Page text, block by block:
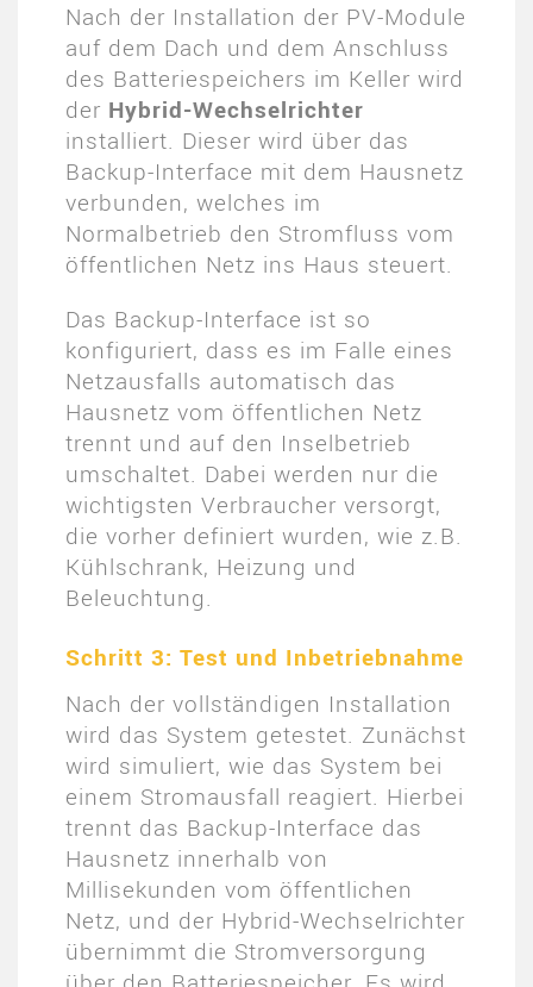
Nach der Installation der PV-Module
auf dem Dach und dem Anschluss
des Batteriespeichers im Keller wird
der Hybrid-Wechselrichter
installiert. Dieser wird über das
Backup-Interface mit dem Hausnetz
verbunden, welches im
Normalbetrieb den Stromfluss vom
öffentlichen Netz ins Haus steuert.
Das Backup-Interface ist so
konfiguriert, dass es im Falle eines
Netzausfalls automatisch das
Hausnetz vom öffentlichen Netz
trennt und auf den Inselbetrieb
umschaltet. Dabei werden nur die
wichtigsten Verbraucher versorgt,
die vorher definiert wurden, wie z.B.
Kühlschrank, Heizung und
Beleuchtung.
Schritt 3: Test und Inbetriebnahme
Nach der vollständigen Installation
wird das System getestet. Zunächst
wird simuliert, wie das System bei
einem Stromausfall reagiert. Hierbei
trennt das Backup-Interface das
Hausnetz innerhalb von
Millisekunden vom öffentlichen
Netz, und der Hybrid-Wechselrichter
übernimmt die Stromversorgung